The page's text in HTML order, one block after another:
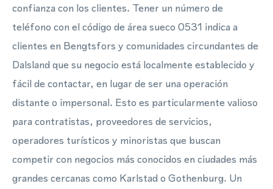
confianza con los clientes. Tener un número de
teléfono con el código de área sueco 0531 indica a
clientes en Bengtsfors y comunidades circundantes de
Dalsland que su negocio está localmente establecido y
fácil de contactar, en lugar de ser una operación
distante o impersonal. Esto es particularmente valioso
para contratistas, proveedores de servicios,
operadores turísticos y minoristas que buscan
competir con negocios más conocidos en ciudades más
grandes cercanas como Karlstad o Gothenburg. Un